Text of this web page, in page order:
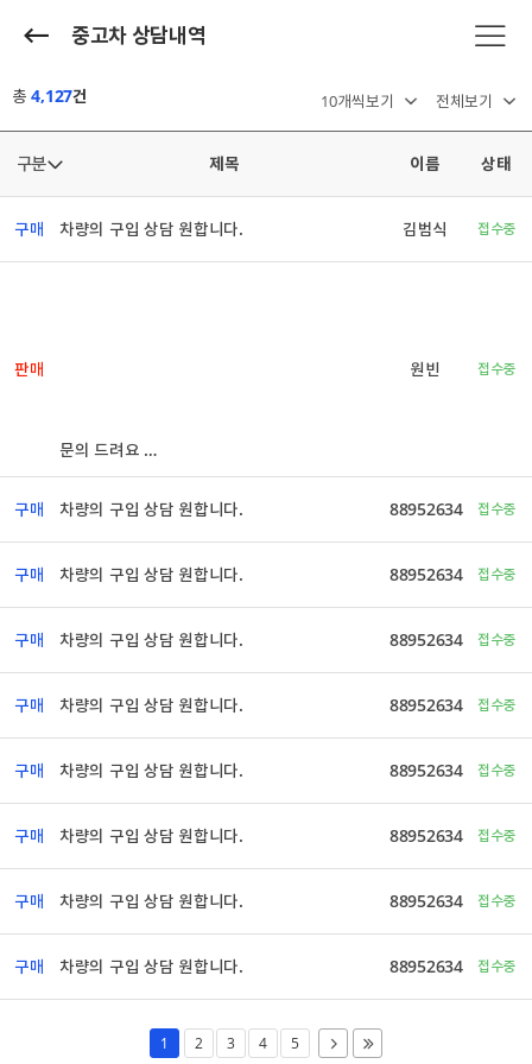
중고차 상담내역
총4,127건
제목 이름 상태
구매 차량의 구입 상담 원합니다. 김범식 접수중
판매
문의 드려요
원빈 접수중
구매 차량의 구입 상담 원합니다. 88952634 접수중
구매 차량의 구입 상담 원합니다. 88952634 접수중
구매 차량의 구입 상담 원합니다. 88952634 접수중
구매 차량의 구입 상담 원합니다. 88952634 접수중
구매 차량의 구입 상담 원합니다. 88952634 접수중
구매 차량의 구입 상담 원합니다. 88952634 접수중
구매 차량의 구입 상담 원합니다. 88952634 접수중
구매 차량의 구입 상담 원합니다. 88952634 접수중
1 2 3 4 5